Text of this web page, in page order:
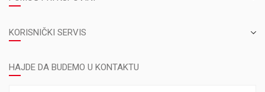
KORISNIČKI SERVIS
HAJDE DA BUDEMO U KONTAKTU